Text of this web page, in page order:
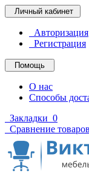
Личный кабинет
Авторизация
Регистрация
Помощь
О нас
Способы
Закладки 0
Сравнение товаров